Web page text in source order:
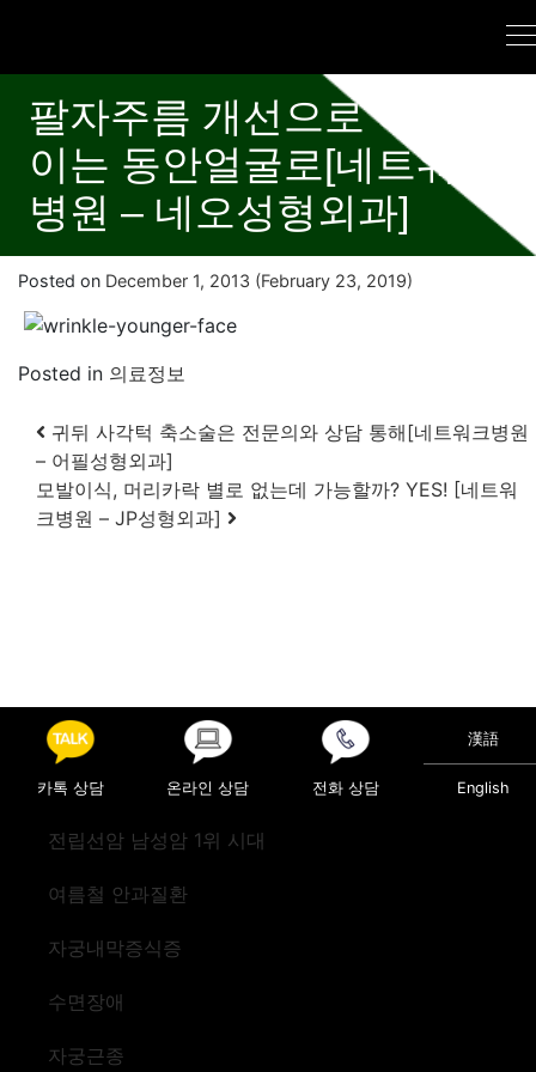
팔자주름 개선으로 어려보
이는 동안얼굴로[네트워크
병원 – 네오성형외과]
Posted on December 1, 2013 (February 23, 2019)
Posted in 의료정보
Post navigation
귀뒤 사각턱 축소술은 전문의와 상담 통해[네트워크병원
– 어필성형외과]
모발이식, 머리카락 별로 없는데 가능할까? YES! [네트워
크병원 – JP성형외과]
카톡 상담 온라인 상담 전화 상담
漢語
English
전립선암 남성암 1위 시대
여름철 안과질환
자궁내막증식증
수면장애
자궁근종